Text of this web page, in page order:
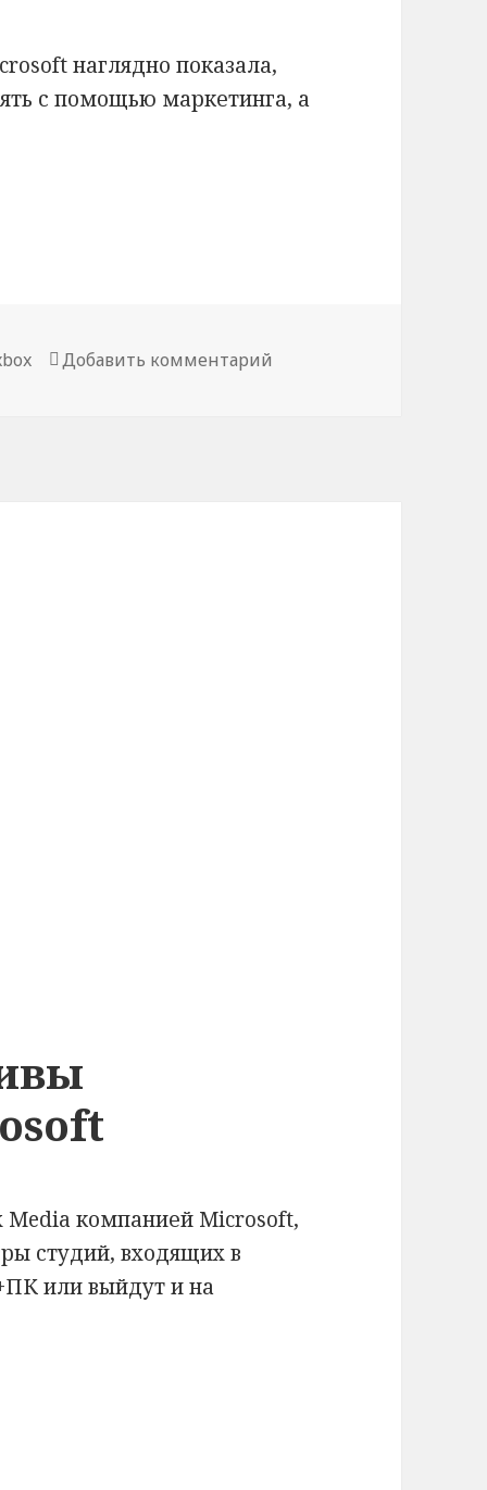
наглядно показала,
с помощью маркетинга, а
общественным мнением
Добавить комментарий
Media компанией Microsoft,
студий, входящих в
или выйдут и на
Microsoft